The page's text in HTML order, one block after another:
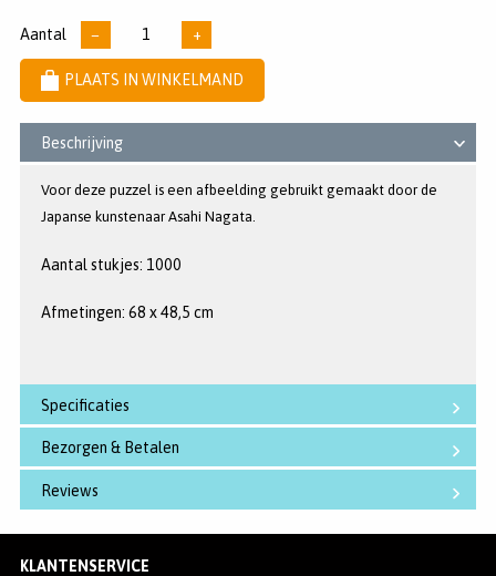
Aantal − +
PLAATS IN WINKELMAND
Beschrijving
Voor deze puzzel is een afbeelding gebruikt gemaakt door de
Japanse kunstenaar Asahi Nagata.
Aantal stukjes: 1000
Afmetingen: 68 x 48,5 cm
Specificaties
Bezorgen & Betalen
Reviews
KLANTENSERVICE